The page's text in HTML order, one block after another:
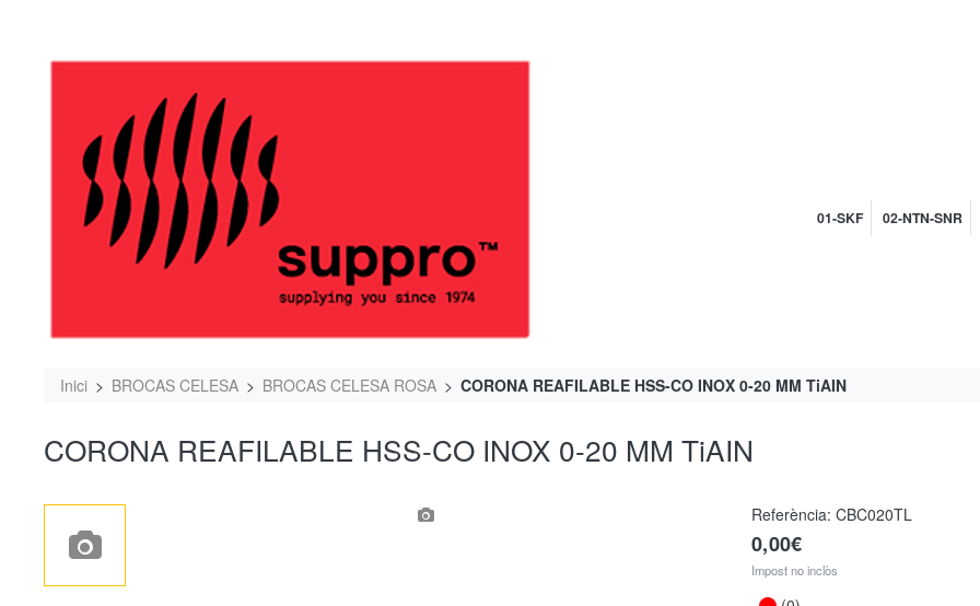
01-SKF 02-NTN-SNR
Inici BROCAS CELESA BROCAS CELESA ROSA CORONA REAFILABLE HSS-CO INOX 0-20 MM TiAIN
CORONA REAFILABLE HSS-CO INOX 0-20 MM TiAIN
Referència: CBC020TL
0,00€
Impost no inclòs